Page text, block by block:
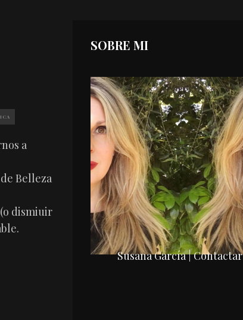
a
Belleza
dismiuir
SOBRE MI
Susana García | Contactar